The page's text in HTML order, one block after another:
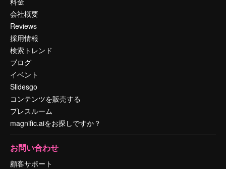
会社概要
Reviews
採用情報
検索トレンド
ブログ
イベント
Slidesgo
コンテンツを販売する
プレスルーム
magnific.aiをお探しですか？
お問い合わせ
顧客サポート